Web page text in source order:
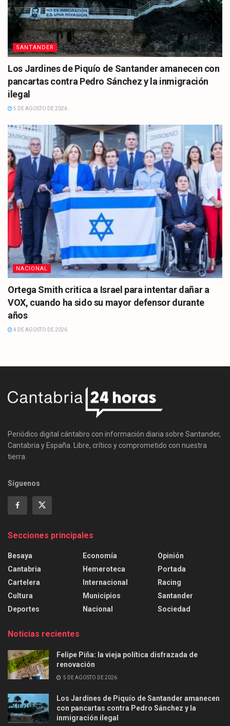
SANTANDER
Los Jardines de Piquío de Santander amanecen con
pancartas contra Pedro Sánchez y la inmigración
ilegal
5 DE AGOSTO DE 2026
NACIONAL
Ortega Smith critica a Israel para intentar dañar a
VOX, cuando ha sido su mayor defensor durante
años
4 DE AGOSTO DE 2026
Periódico digital cántabro con información diaria sobre Santander,
Cantabria y España. Libre, crítico y comprometido con nuestra
tierra.
Síguenos
Secciones principales
Besaya
Cantabria
Cartelera
Cultura
Deportes
Economía
Hemeroteca
Internacional
Municipios
Nacional
Opinión
Portada
Racing
Santander
Sociedad
Noticias recientes
Felipe Piña: la vieja política disfrazada de
renovación
5 DE AGOSTO DE 2026
Los Jardines de Piquío de Santander amanecen
con pancartas contra Pedro Sánchez y la
inmigración ilegal